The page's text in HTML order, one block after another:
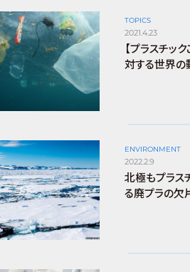
TOPICS
2021.4.23
【プラスチッ
対する世界の
ENVIRONMENT
2022.2.9
北極もプラス
る廃プラの欠